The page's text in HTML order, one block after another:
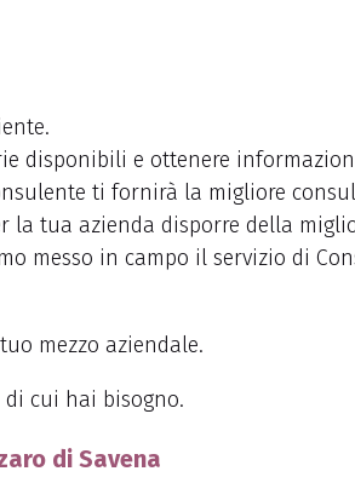
disponibili e ottenere
ti fornirà la migliore
la tua azienda disporre della
messo in campo il servizio di
mezzo aziendale.
cui hai bisogno.
di Savena